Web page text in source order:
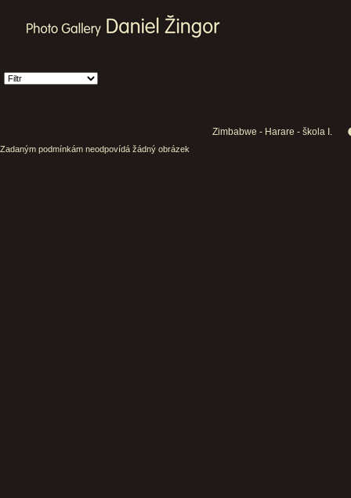
Zimbabwe - Harare - škola I.
Zadaným podmínkám neodpovídá žádný obrázek